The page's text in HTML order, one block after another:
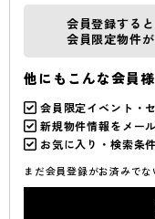
会員登録すると
会員限定物件が
他にもこんな会員
会員限定イベント・
新規物件情報をメー
お気に入り・検索条
まだ会員登録がお済みで